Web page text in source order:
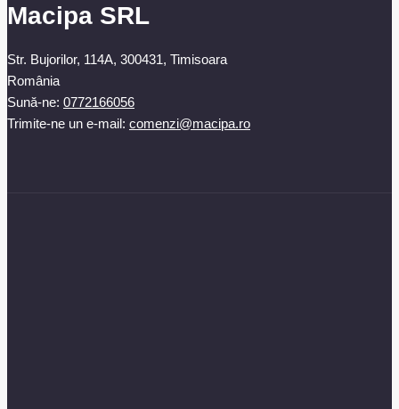
Macipa SRL
Str. Bujorilor, 114A, 300431, Timisoara
România
Sună-ne: 0772166056
Trimite-ne un e-mail: comenzi@macipa.ro